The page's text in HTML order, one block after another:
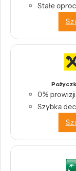
Stałe
0%
Szybka